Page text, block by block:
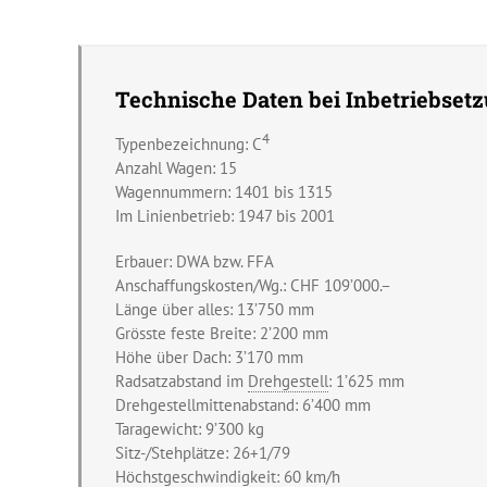
Technische Daten bei
Typenbezeichnung: C4
Anzahl Wagen: 15
Wagennummern: 1401 bis 1315
Im Linienbetrieb: 1947 bis 2001
Erbauer: DWA bzw. FFA
Anschaffungskosten/Wg.: CHF 109’000.–
Länge über alles: 13’750 mm
Grösste feste Breite: 2’200 mm
Höhe über Dach: 3’170 mm
Radsatzabstand im Drehgestell: 1’625 mm
Drehgestellmittenabstand: 6’400 mm
Taragewicht: 9’300 kg
Sitz-/Stehplätze: 26+1/79
Höchstgeschwindigkeit: 60 km/h